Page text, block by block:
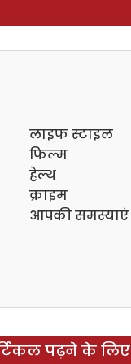
लाइफ स्टाइल
फिल्म
हेल्थ
क्राइम
आपकी समस्याएं
पढ़ने के लिए